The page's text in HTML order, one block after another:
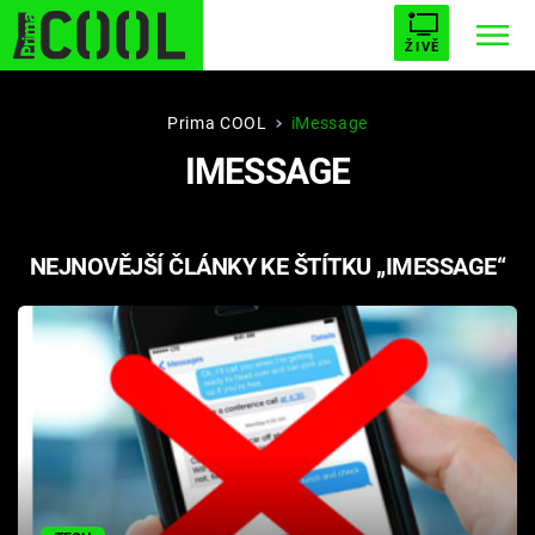
ŽIVĚ
STARHOUSE BUFFY, PŘEMOŽITELKA UPÍRŮ
PLNEJ KOTEL AVENGERS 5
Témata
Seriály
Prima COOL iMessage
IMESSAGE
NEJNOVĚJŠÍ ČLÁNKY KE ŠTÍTKU „IMESSAGE“